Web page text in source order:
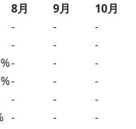
8月 9月 10月
- - -
- - -
- - -
- - -
- - -
- - -